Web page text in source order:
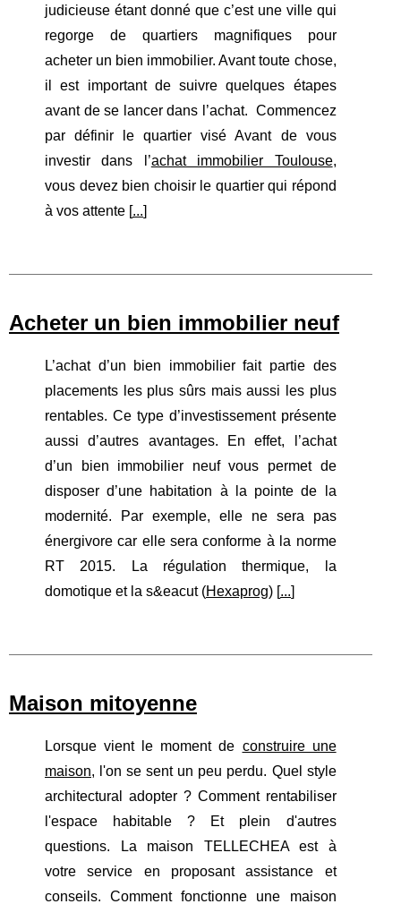
judicieuse étant donné que c’est une ville qui
regorge de quartiers magnifiques pour
acheter un bien immobilier. Avant toute chose,
il est important de suivre quelques étapes
avant de se lancer dans l’achat. Commencez
par définir le quartier visé Avant de vous
investir dans l’achat immobilier Toulouse,
vous devez bien choisir le quartier qui répond
à vos attente [...]
Acheter un bien immobilier neuf
L’achat d’un bien immobilier fait partie des
placements les plus sûrs mais aussi les plus
rentables. Ce type d’investissement présente
aussi d’autres avantages. En effet, l’achat
d’un bien immobilier neuf vous permet de
disposer d’une habitation à la pointe de la
modernité. Par exemple, elle ne sera pas
énergivore car elle sera conforme à la norme
RT 2015. La régulation thermique, la
domotique et la s&eacut (Hexaprog) [...]
Maison mitoyenne
Lorsque vient le moment de construire une
maison, l'on se sent un peu perdu. Quel style
architectural adopter ? Comment rentabiliser
l'espace habitable ? Et plein d'autres
questions. La maison TELLECHEA est à
votre service en proposant assistance et
conseils. Comment fonctionne une maison